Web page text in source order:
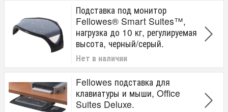
Подставка под монитор
Fellowes® Smart Suites™,
нагрузка до 10 кг, регулируемая
высота, черный/серый.
Нет в наличии
Fellowes подставка для
клавиатуры и мыши, Office
Suites Deluxe.